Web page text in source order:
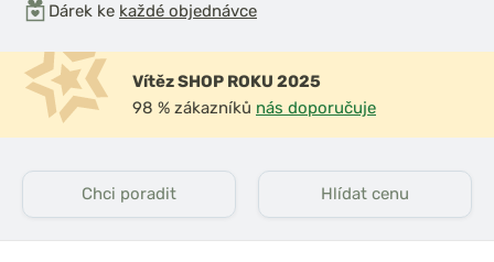
Dárek ke každé objednávce
Vítěz SHOP ROKU 2025
98 % zákazníků nás doporučuje
Chci poradit Hlídat cenu